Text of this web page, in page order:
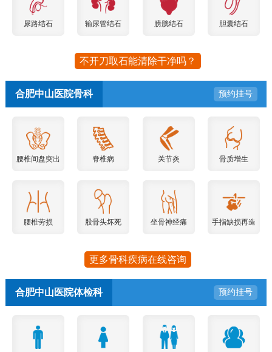
尿路结石 输尿管结石 膀胱结石 胆囊结石
不开刀取石能清除干净吗？
合肥中山医院骨科 预约挂号
腰椎间盘突出 脊椎病 关节炎 骨质增生
腰椎劳损 股骨头坏死 坐骨神经痛 手指缺损再造
更多骨科疾病在线咨询
合肥中山医院体检科 预约挂号